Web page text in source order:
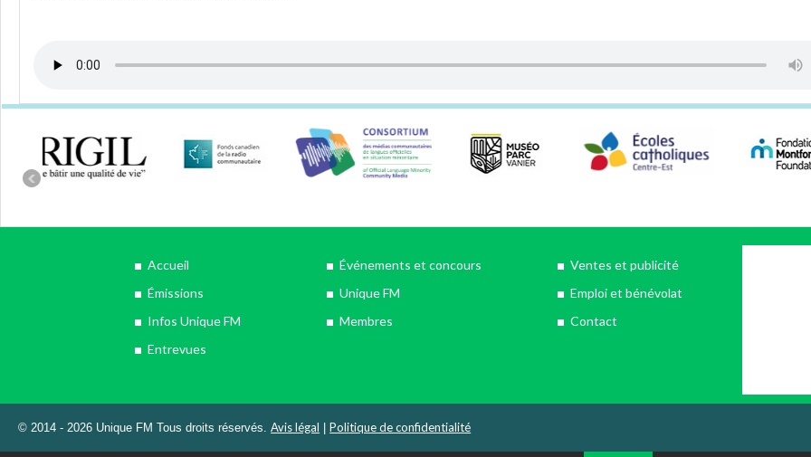
Accueil
Émissions
Infos Unique FM
Entrevues
Événements et concours
Unique FM
Membres
Ventes et publicité
Emploi et bénévolat
Contact
© 2014 - 2026 Unique FM Tous droits réservés.Avis légal Politique de confidentialité